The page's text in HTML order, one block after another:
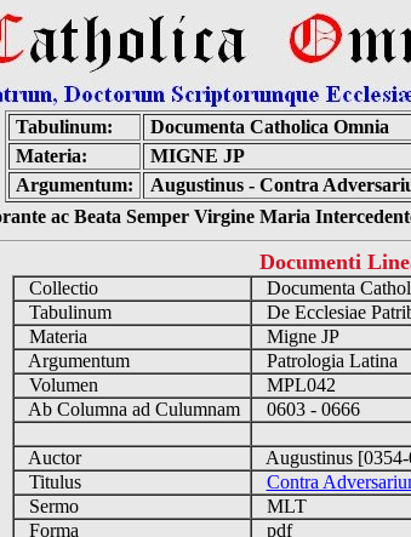
Tabulinum:
Documenta Catholica Omnia
Materia:
MIGNE JP
Argumentum:
Augustinus - Contra
ac Beata Semper Virgine Maria
Documenti
Collectio
Documenta
Tabulinum
De Ecclesiae
Materia
Migne JP
Argumentum
Patrologia Latina
Volumen
MPL042
Ab Columna ad Culumnam
0603 - 0666
Auctor
Augustinus
Titulus
Contra
Sermo
MLT
Forma
pdf